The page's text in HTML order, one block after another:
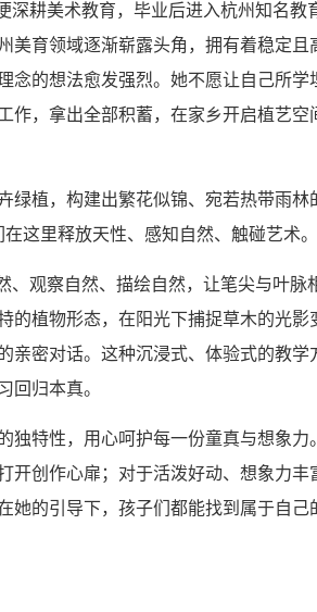
深耕美术教育，毕业后进入杭州知名教
美育领域逐渐崭露头角，拥有着稳定且
念的想法愈发强烈。她不愿让自己所学
作，拿出全部积蓄，在家乡开启植艺空
绿植，构建出繁花似锦、宛若热带雨林
这里释放天性、感知自然、触碰艺术。
、观察自然、描绘自然，让笔尖与叶脉
的植物形态，在阳光下捕捉草木的光影
亲密对话。这种沉浸式、体验式的教学
回归本真。
独特性，用心呵护每一份童真与想象力
开创作心扉；对于活泼好动、想象力丰
她的引导下，孩子们都能找到属于自己